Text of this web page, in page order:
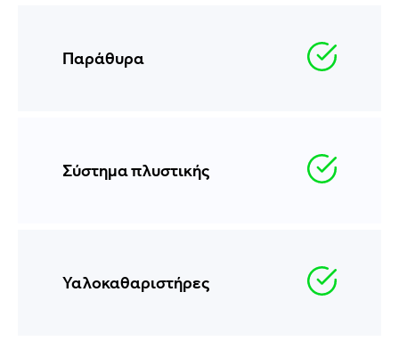
Παράθυρα
Σύστημα πλυστικής
Υαλοκαθαριστήρες